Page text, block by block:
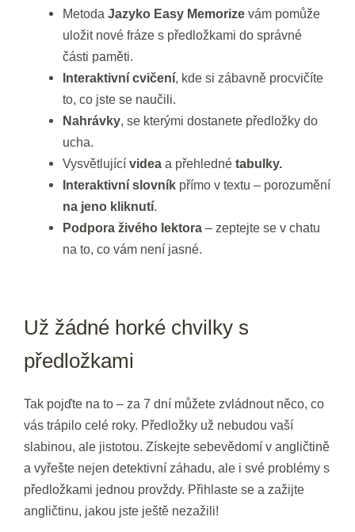
MetodaJazyko Easy Memorize vám pomůže
uložit nové fráze s předložkami do správné
části paměti.
Interaktivní cvičení, kde si zábavně procvičíte
to, co jste se naučili.
Nahrávky, se kterými dostanete předložky do
ucha.
Vysvětlujícívidea a přehlednétabulky.
Interaktivní slovník přímo v textu – porozumění
na jeno kliknutí.
Podpora živého lektora – zeptejte se v chatu
na to, co vám není jasné.
Už žádné horké chvilky s
předložkami
Tak pojďte na to – za 7 dní můžete zvládnout něco, co
vás trápilo celé roky. Předložky už nebudou vaší
slabinou, ale jistotou. Získejte sebevědomí v angličtině
a vyřešte nejen detektivní záhadu, ale i své problémy s
předložkami jednou provždy. Přihlaste se a zažijte
angličtinu, jakou jste ještě nezažili!